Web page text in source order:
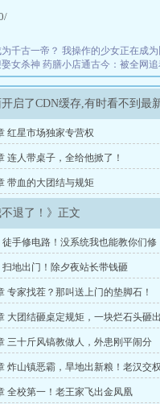
千古一帝？ 我操作的少女正在成
女杀神 药膳小店通古今：被全网追
启了CDN缓存,有时看不到最
红星市场独家专营权
连人带桌子，全给他掀了！
带血的大团结与规矩
退了！》正文
徒手修电路！没系统我也能教你们修
扫地出门！除夕夜站长带钱砸
专家找茬？那叫送上门的垫脚石！
大团结砸桌定规矩，一块烂石头砸出
三十斤风镐教做人，外患刚平闹分
炸山镇恶霸，旱地出新粮！老汉交权
全校第一！老王家飞出金凤凰